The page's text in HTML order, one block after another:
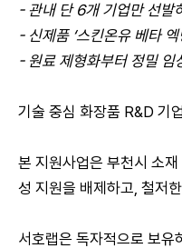
- 관내 단 6개 기업만 선발
- 신제품 ‘스킨온유 베타
- 원료 제형화부터 정밀
기술 중심 화장품 R&D 기
본 지원사업은 부천시 소
성 지원을 배제하고, 철저
서호랩은 독자적으로 보